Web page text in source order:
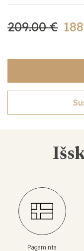
209.00 €
Pagaminta